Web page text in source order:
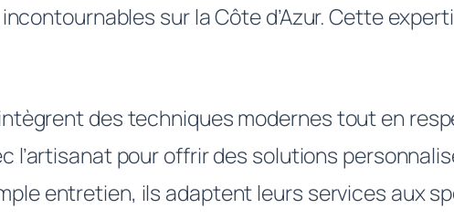
sur la Côte d’Azur. Cette
des techniques modernes tout en
l’artisanat pour offrir des solutions
entretien, ils adaptent leurs services aux